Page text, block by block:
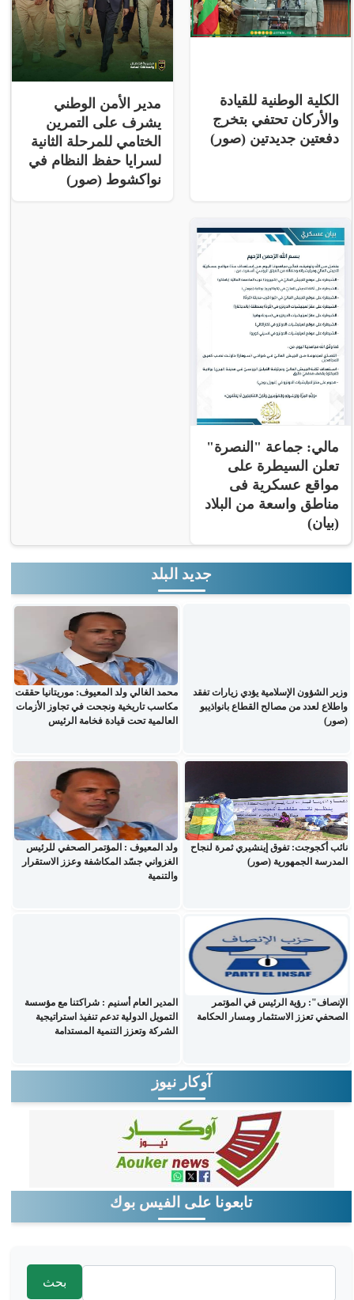
الكلية الوطنية للقيادة
والأركان تحتفي بتخرج
دفعتين جديدتين (صور)
مدير الأمن الوطني
يشرف على التمرين
الختامي للمرحلة الثانية
لسرايا حفظ النظام في
نواكشوط (صور)
مالي: جماعة "النصرة"
تعلن السيطرة على
مواقع عسكرية فى
مناطق واسعة من البلاد
(بيان)
جديد البلد
وزير الشؤون الإسلامية يؤدي زيارات تفقد
واطلاع لعدد من مصالح القطاع بانواذيبو
(صور)
محمد الغالي ولد المعيوف: موريتانيا حققت
مكاسب تاريخية ونجحت في تجاوز الأزمات
العالمية تحت قيادة فخامة الرئيس
نائب أكجوجت: تفوق إينشيري ثمرة لنجاح
المدرسة الجمهورية (صور)
ولد المعيوف : المؤتمر الصحفي للرئيس
الغزواني جسّد المكاشفة وعزز الاستقرار
والتنمية
الإنصاف": رؤية الرئيس في المؤتمر
الصحفي تعزز الاستثمار ومسار الحكامة
المدير العام أسنيم : شراكتنا مع مؤسسة
التمويل الدولية تدعم تنفيذ استراتيجية
الشركة وتعزز التنمية المستدامة
آوكار نيوز
تابعونا على الفيس بوك
‏بحث ‏